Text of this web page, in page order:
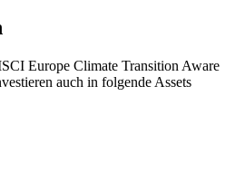
Europe Climate Transition Aware
auch in folgende Assets